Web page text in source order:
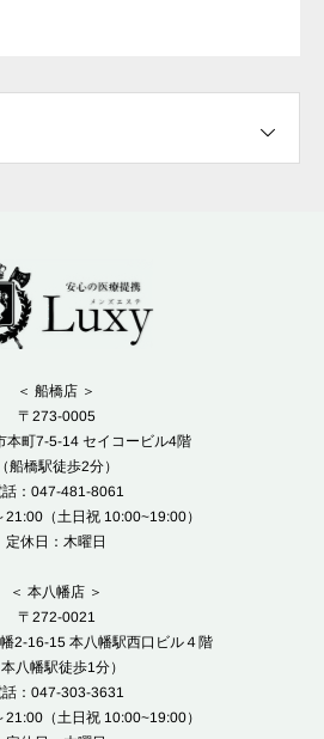
＜ 船橋店 ＞
〒273-0005
本町7-5-14 セイコービル4階
（船橋駅徒歩2分）
話：047-481-8061
（土日祝 10:00~19:00）
定休日：木曜日
＜ 本八幡店 ＞
〒272-0021
2-16-15 本八幡駅西口ビル４階
本八幡駅徒歩1分）
話：047-303-3631
（土日祝 10:00~19:00）